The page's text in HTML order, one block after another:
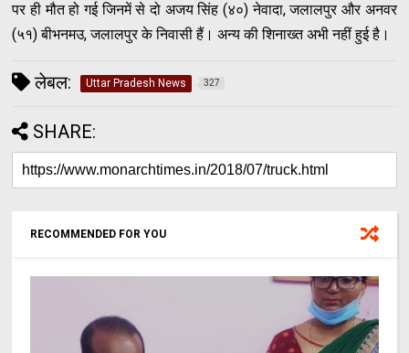
पर ही मौत हो गई जिनमें से दो अजय सिंह (४०) नेवादा, जलालपुर और अनवर
(५१) बीभनमउ, जलालपुर के निवासी हैं। अन्य की शिनाख्त अभी नहीं हुई है।
लेबल: Uttar Pradesh News 327
SHARE:
RECOMMENDED FOR YOU